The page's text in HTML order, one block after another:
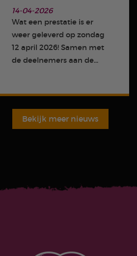
14-04-2026
Wat een prestatie is er
weer geleverd op zondag
12 april 2026! Samen met
de deelnemers aan de...
Bekijk meer nieuws